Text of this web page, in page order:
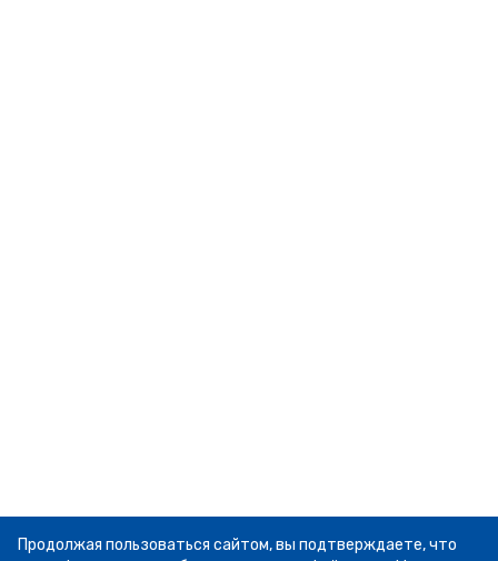
Продолжая пользоваться сайтом, вы подтверждаете, что